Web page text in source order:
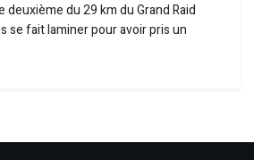
du 29 km du Grand Raid
se fait laminer pour avoir pris un